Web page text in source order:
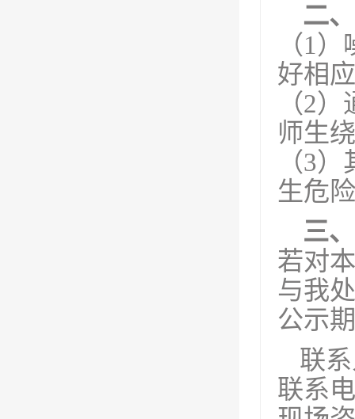
二、
（1）
好相
（2）
师生
（3）
生危
三、
若对
与我
公示
联
联系